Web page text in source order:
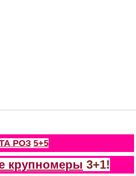
РОЗ 5+5
крупномеры 3+1!